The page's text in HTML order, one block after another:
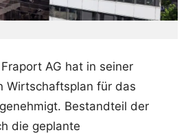
AG hat in seiner
Wirtschaftsplan für das
Bestandteil der
die geplante